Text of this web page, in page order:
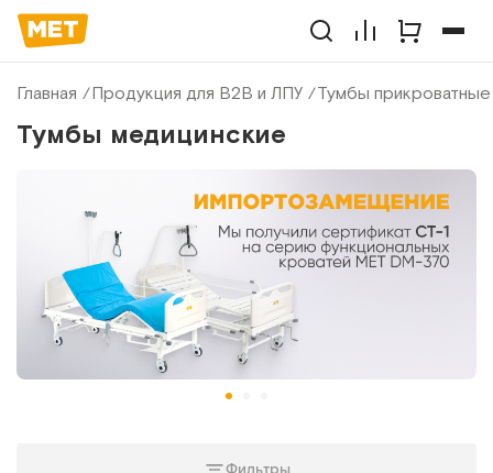
Главная Продукция для B2B и ЛПУ Тумбы
Тумбы медицинские